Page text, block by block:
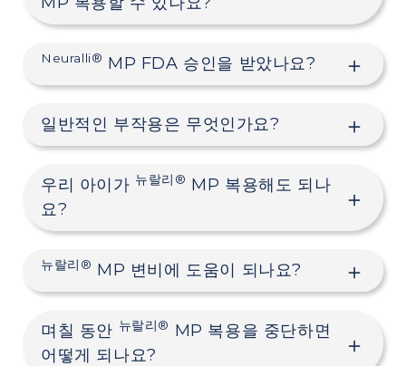
Neuralli® MP FDA 승인을 받았나요?
일반적인 부작용은 무엇인가요?
우리 아이가 뉴랄리® MP 복용해도 되나
요?
뉴랄리® MP 변비에 도움이 되나요?
며칠 동안 뉴랄리® MP 복용을 중단하면
어떻게 되나요?